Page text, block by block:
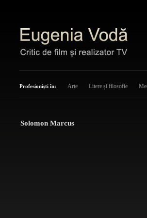
Profesioniști în: Arte Litere și filosofie
Solomon Marcus